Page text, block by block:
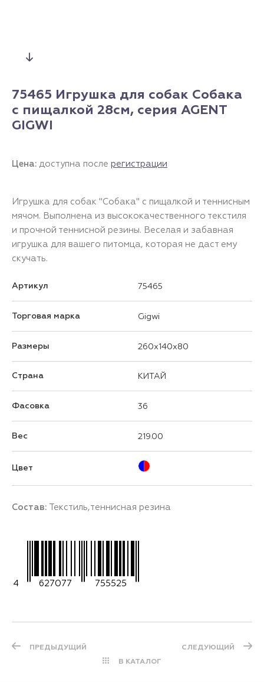
75465 Игрушка для собак Собака
с пищалкой 28см, серия AGENT
GIGWI
Цена: доступна после регистрации
Игрушка для собак "Собака" с пищалкой и теннисным
мячом. Выполнена из высококачественного текстиля
и прочной теннисной резины. Веселая и забавная
игрушка для вашего питомца, которая не даст ему
скучать.
Артикул 75465
Торговая марка Gigwi
Размеры 260x140x80
Страна КИТАЙ
Фасовка 36
Вес 219.00
Цвет
Состав: Текстиль,теннисная резина
4 627077 755525
ПРЕДЫДУЩИЙ
В КАТАЛОГ
СЛЕДУЮЩИЙ